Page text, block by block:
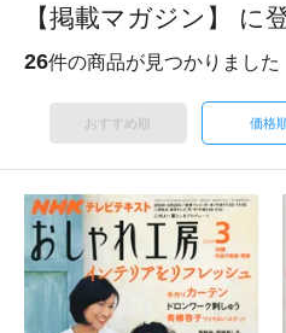
【掲載マガジン】 に
26件の商品が見つかりました
おすすめ順 価格